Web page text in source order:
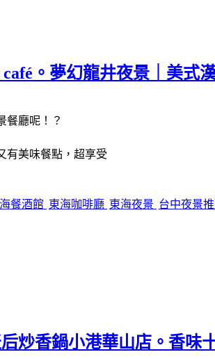
。夢幻龍井夜景｜美式
餐廳呢！？
有美味餐點，超享受
餐酒館 東海咖啡廳 東海夜景 台中夜景
炒香鍋小港華山店。香味